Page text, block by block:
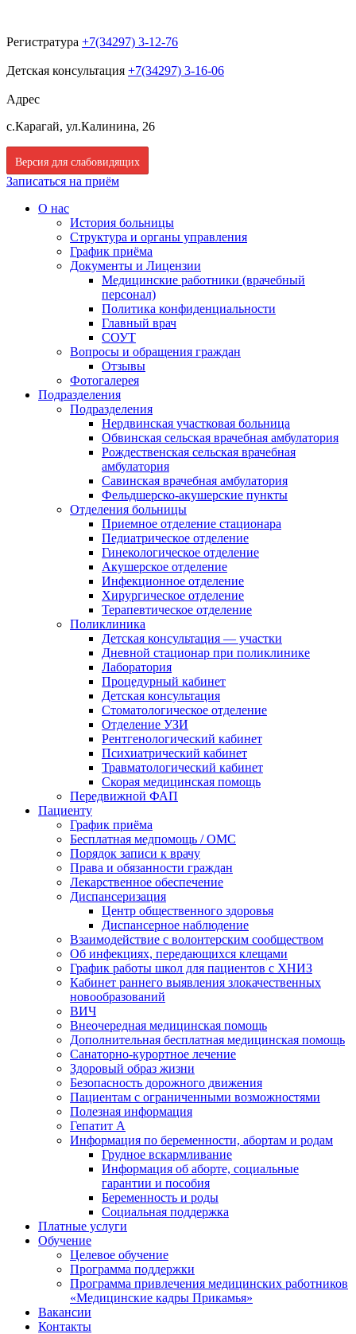
Регистратура +7(34297) 3-12-76
Детская консультация +7(34297) 3-16-06
Адрес
с.Карагай, ул.Калинина, 26
Версия для слабовидящих
Записаться на приём
О нас
История больницы
Структура и органы управления
График приёма
Документы и Лицензии
Медицинские работники (врачебный
персонал)
Политика конфиденциальности
Главный врач
СОУТ
Вопросы и обращения граждан
Отзывы
Фотогалерея
Подразделения
Подразделения
Нердвинская участковая больница
Обвинская сельская врачебная амбулатория
Рождественская сельская врачебная
амбулатория
Савинская врачебная амбулатория
Фельдшерско-акушерские пункты
Отделения больницы
Приемное отделение стационара
Педиатрическое отделение
Гинекологическое отделение
Акушерское отделение
Инфекционное отделение
Хирургическое отделение
Терапевтическое отделение
Поликлиника
Детская консультация — участки
Дневной стационар при поликлинике
Лаборатория
Процедурный кабинет
Детская консультация
Стоматологическое отделение
Отделение УЗИ
Рентгенологический кабинет
Психиатрический кабинет
Травматологический кабинет
Скорая медицинская помощь
Передвижной ФАП
Пациенту
График приёма
Бесплатная медпомощь / ОМС
Порядок записи к врачу
Права и обязанности граждан
Лекарственное обеспечение
Диспансеризация
Центр общественного здоровья
Диспансерное наблюдение
Взаимодействие с волонтерским сообществом
Об инфекциях, передающихся клещами
График работы школ для пациентов с ХНИЗ
Кабинет раннего выявления злокачественных
новообразований
ВИЧ
Внеочередная медицинская помощь
Дополнительная бесплатная медицинская помощь
Санаторно-курортное лечение
Здоровый образ жизни
Безопасность дорожного движения
Пациентам с ограниченными возможностями
Полезная информация
Гепатит А
Информация по беременности, абортам и родам
Грудное вскармливание
Информация об аборте, социальные
гарантии и пособия
Беременность и роды
Социальная поддержка
Платные услуги
Обучение
Целевое обучение
Программа поддержки
Программа привлечения медицинских работников
«Медицинские кадры Прикамья»
Вакансии
Контакты